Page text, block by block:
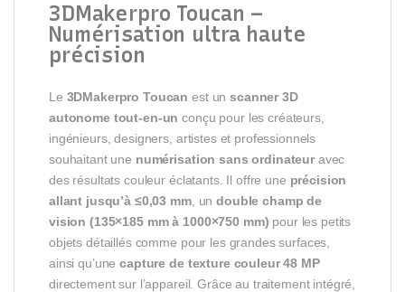
3DMakerpro Toucan –
Numérisation ultra haute
précision
Le 3DMakerpro Toucan est unscanner 3D
autonome tout-en-un conçu pour les créateurs,
ingénieurs, designers, artistes et professionnels
souhaitant une numérisation sans ordinateuravec
des résultats couleur éclatants. Il offre une précision
allant jusqu’à ≤0,03 mm, undouble champ de
vision (135×185 mm à 1000×750 mm) pour les petits
objets détaillés comme pour les grandes surfaces,
ainsi qu’unecapture de texture couleur 48 MP
directement sur l’appareil. Grâce au traitement intégré,